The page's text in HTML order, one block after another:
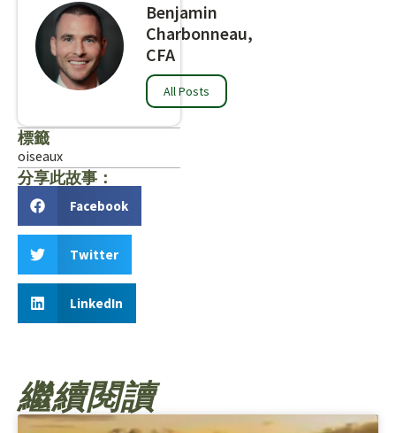
Benjamin
Charbonneau,
CFA
All Posts
標籤
oiseaux
分享此故事：
Facebook
Twitter
LinkedIn
繼續閱讀